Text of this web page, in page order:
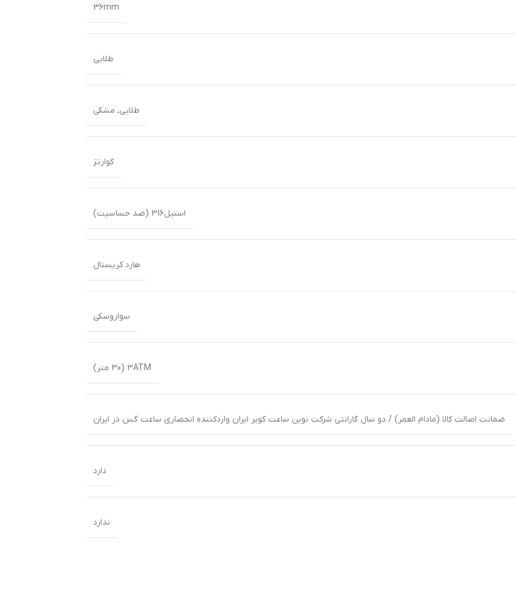
36mm
طلایی
طلایی, مشکی
کوارتز
استیل316 (ضد حساسیت)
هارد کریستال
سواروسکی
3ATM (30 متر)
ضمانت اصالت کالا (مادام العمر) / دو سال گارانتی شرکت نوین ساعت کویر ایران واردکننده انحصاری ساعت گس در ایران
دارد
ندارد